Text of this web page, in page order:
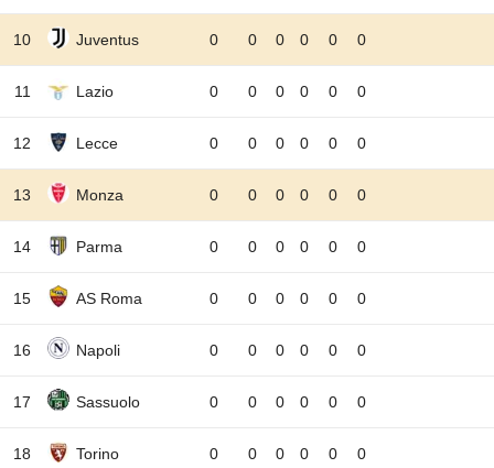
10 Juventus 0 0 0 0 0 0
11 Lazio 0 0 0 0 0 0
12 Lecce 0 0 0 0 0 0
13 Monza 0 0 0 0 0 0
14 Parma 0 0 0 0 0 0
15 AS Roma 0 0 0 0 0 0
16 Napoli 0 0 0 0 0 0
17 Sassuolo 0 0 0 0 0 0
18 Torino 0 0 0 0 0 0